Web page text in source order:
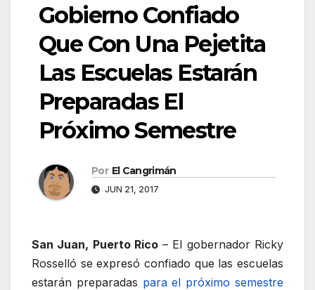
Gobierno Confiado
Que Con Una Pejetita
Las Escuelas Estarán
Preparadas El
Próximo Semestre
Por El Cangrimán
JUN 21, 2017
San Juan, Puerto Rico– El gobernador Ricky
Rosselló se expresó confiado que las escuelas
estarán preparadas para el próximo semestre